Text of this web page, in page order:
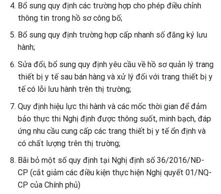
Bổ sung quy định các trường hợp cho phép điều chỉnh
thông tin trong hồ sơ công bố;
Bổ sung quy định trường hợp cấp nhanh số đăng ký lưu
hành;
Sửa đổi, bổ sung quy định yêu cầu về hồ sơ quản lý trang
thiết bị y tế sau bán hàng và xử lý đối với trang thiết bị y
tế có lỗi lưu hành trên thị trường;
Quy định hiệu lực thi hành và các mốc thời gian để đảm
bảo thực thi Nghị định được thông suốt, minh bạch, đáp
ứng nhu cầu cung cấp các trang thiết bị y tế ổn định và
có chất lượng trên thị trường;
Bãi bỏ một số quy định tại Nghị định số 36/2016/NĐ-
CP (cắt giảm các điều kiện thực hiện Nghị quyết 01/NQ-
CP của Chính phủ)